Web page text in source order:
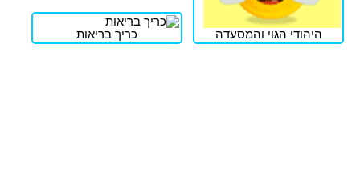
היהודי הגוי והמסעדה כריך בריאות